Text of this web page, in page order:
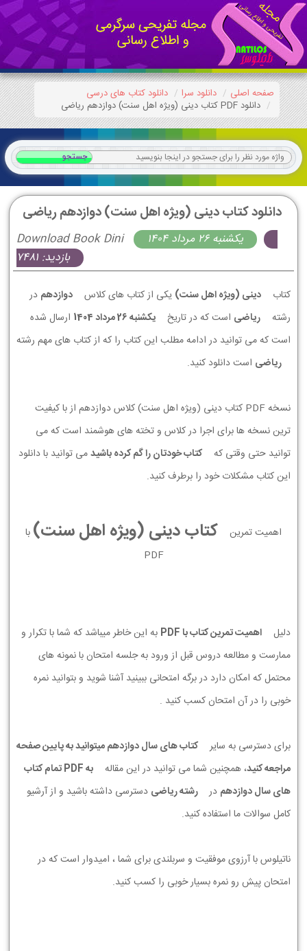
صفحه اصلی دانلود سرا
دانلود کتاب های درسی
دانلود PDF کتاب دینی (ویژه اهل سنت) دوازدهم ریاضی
دانلود کتاب دینی (ویژه اهل سنت) دوازدهم ریاضی
Download Book Dini
يكشنبه 26 مرداد 1404
بازدید: 7481
کتاب دینی (ویژه اهل سنت) یکی از کتاب های کلاس دوازدهم در
رشته
ریاضی است که در تاریخ يكشنبه 26 مرداد 1404
ارسال شده
است که می توانید در ادامه مطلب این کتاب را که از کتاب های مهم رشته
ریاضی است دانلود کنید.
نسخه PDF کتاب دینی (ویژه اهل سنت) کلاس دوازدهم از با کیفیت
ترین نسخه ها برای اجرا در کلاس و تخته های هوشمند است که می
توانید حتی وقتی که
کتاب خودتان را گم کرده باشیدمی توانید با دانلود
این کتاب مشکلات خود را برطرف کنید.
اهمیت تمرین کتاب دینی (ویژه اهل سنت) با
PDF
دلیل اهمیت تمرین کتاب با PDF
به این خاطر میباشد که شما با تکرار و
ممارست و مطالعه دروس قبل از ورود به جلسه امتحان با نمونه های
محتمل که امکان دارد در برگه امتحانی ببینید آشنا شوید و بتوانید نمره
خوبی را در آن امتحان کسب کنید .
برای دسترسی به سایر
کتاب های سال دوازدهم میتوانید به پایین صفحه
مراجعه کنید، همچنین شما می توانید در این مقاله
به PDF تمام کتاب
های سال دوازدهم در رشته ریاضی دسترسی داشته باشید و از آرشیو
کامل سوالات ما استفاده کنید.
ناتیلوس با آرزوی موفقیت و سربلندی برای شما ، امیدوار است که در
امتحان پیش رو نمره بسیار خوبی را کسب کنید.